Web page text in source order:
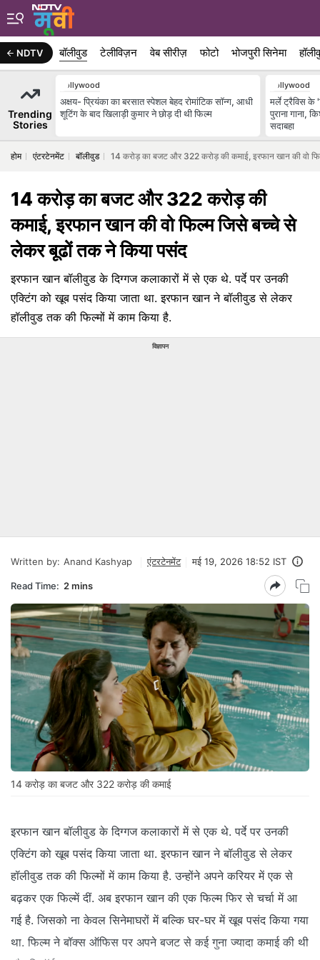
NDTV बॉलीवुड टेलीविज़न वेब सीरीज़ फोटो भोजपुरी सिनेमा
Trending
Stories
Bollywood
अक्षय- प्रियंका का बरसात स्पेशल बेहद रोमांटिक सॉन्ग, आधी
शूटिंग के बाद खिलाड़ी कुमार ने छोड़ दी थी फिल्म
Bollywood
मर्ले ट्रैविस के
पुराना गाना,
सदाबहा
होम एंटरटेनमेंट बॉलीवुड 14 करोड़ का बजट और 322 करोड़ की कमाई, इरफान खान की वो
14 करोड़ का बजट और 322 करोड़ की
कमाई, इरफान खान की वो फिल्म जिसे बच्चे से
लेकर बूढों तक ने किया पसंद
इरफान खान बॉलीवुड के दिग्गज कलाकारों में से एक थे. पर्दे पर उनकी
एक्टिंग को खूब पसंद किया जाता था. इरफान खान ने बॉलीवुड से लेकर
हॉलीवुड तक की फिल्मों में काम किया है.
विज्ञापन
Written by: Anand Kashyap एंटरटेनमेंट मई 19, 2026 18:52 IST
Read Time: 2 mins
14 करोड़ का बजट और 322 करोड़ की कमाई
इरफान खान बॉलीवुड के दिग्गज कलाकारों में से एक थे. पर्दे पर उनकी
एक्टिंग को खूब पसंद किया जाता था. इरफान खान ने बॉलीवुड से लेकर
हॉलीवुड तक की फिल्मों में काम किया है. उन्होंने अपने करियर में एक से
बढ़कर एक फिल्में दीं. अब इरफान खान की एक फिल्म फिर से चर्चा में आ
गई है. जिसको ना केवल सिनेमाघरों में बल्कि घर-घर में खूब पसंद किया गया
था. फिल्म ने बॉक्स ऑफिस पर अपने बजट से कई गुना ज्यादा कमाई की थी